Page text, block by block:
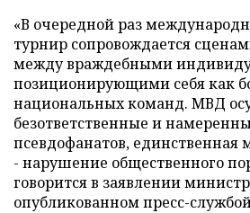
«В очередной раз
турнир сопровождается
между враждебными
позиционирующими себя как
национальных команд. МВД
безответственные и
псевдофанатов, единственная
- нарушение общественного
говорится в заявлении
опубликованном пресс-